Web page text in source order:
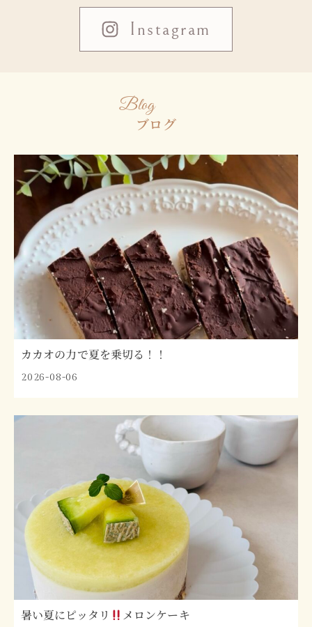
Instagram
Blog
ブログ
カカオの力で夏を乗切る！！
2026-08-06
暑い夏にピッタリ メロンケーキ